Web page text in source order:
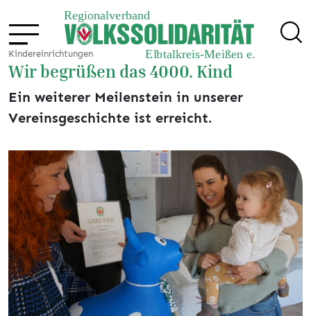
Kindereinrichtungen
Wir begrüßen das 4000. Kind
Ein weiterer Meilenstein in unserer
Vereinsgeschichte ist erreicht.